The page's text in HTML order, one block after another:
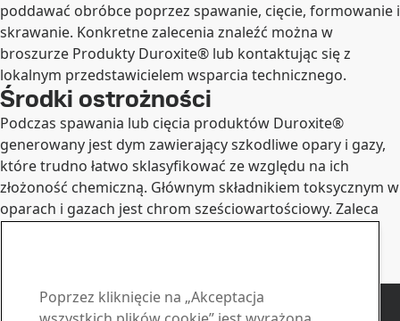
poddawać obróbce poprzez spawanie, cięcie, formowanie i
skrawanie. Konkretne zalecenia znaleźć można w
broszurze Produkty Duroxite® lub kontaktując się z
lokalnym przedstawicielem wsparcia technicznego.
Środki ostrożności
Podczas spawania lub cięcia produktów Duroxite®
generowany jest dym zawierający szkodliwe opary i gazy,
które trudno łatwo sklasyfikować ze względu na ich
złożoność chemiczną. Głównym składnikiem toksycznym w
oparach i gazach jest chrom sześciowartościowy. Zaleca
Kontakt - Duroxite
Poprzez kliknięcie na „Akceptacja